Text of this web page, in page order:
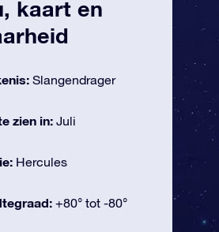
kaart en
Slangendrager
zien in: Juli
Hercules
+80° tot -80°